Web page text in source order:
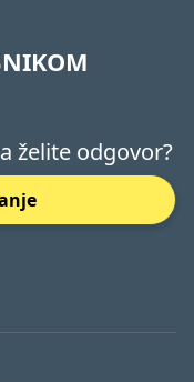
želite odgovor?